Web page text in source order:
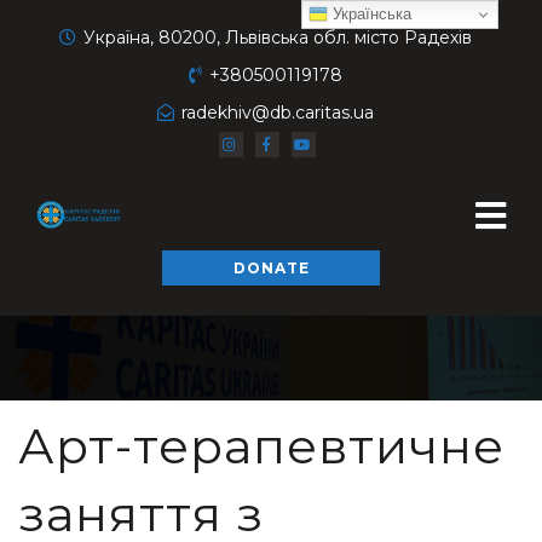
Україна, 80200, Львівська обл. місто Радехів
+380500119178
radekhiv@db.caritas.ua
DONATE
Арт-терапевтичне
заняття з
Українська